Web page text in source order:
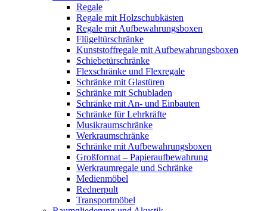
Regale
Regale mit Holzschubkästen
Regale mit Aufbewahrungsboxen
Flügeltürschränke
Kunststoffregale mit Aufbewahrungsboxen
Schiebetürschränke
Flexschränke und Flexregale
Schränke mit Glastüren
Schränke mit Schubladen
Schränke mit An- und Einbauten
Schränke für Lehrkräfte
Musikraumschränke
Werkraumschränke
Schränke mit Aufbewahrungsboxen
Großformat – Papieraufbewahrung
Werkraumregale und Schränke
Medienmöbel
Rednerpult
Transportmöbel